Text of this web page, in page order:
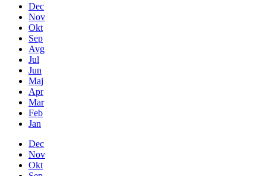
Dec
Nov
Okt
Sep
Avg
Jul
Jun
Maj
Apr
Mar
Feb
Jan
Dec
Nov
Okt